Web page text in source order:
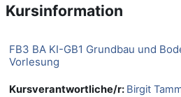
Kursinformation
FB3 BA KI-GB1 Grundbau und
Vorlesung
Kursverantwortliche/r: Birgit